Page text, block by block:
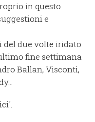
in questo
e
due volte iridato
fine settimana
Ballan, Visconti,